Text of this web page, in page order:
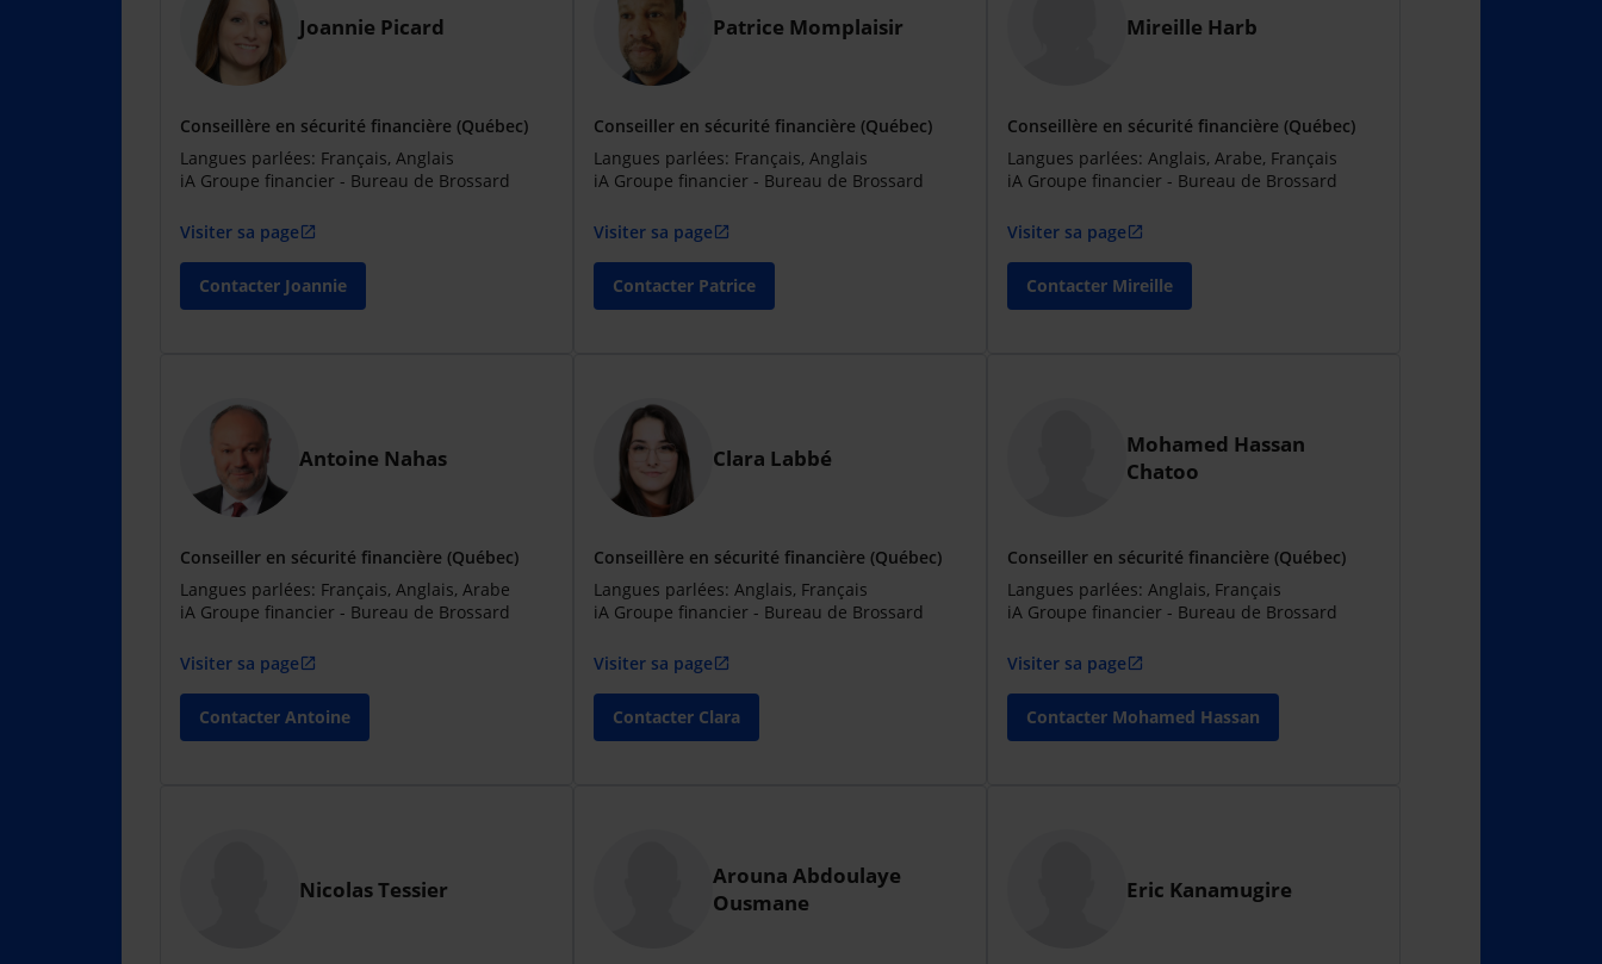
Joannie Picard
Conseillère en sécurité financière (Québec)
Langues parlées: Français, Anglais
iA Groupe financier - Bureau de Brossard
Visiter sa page open_in_new
Contacter Joannie
Patrice Momplaisir
Conseiller en sécurité financière (Québec)
Langues parlées: Français, Anglais
iA Groupe financier - Bureau de Brossard
Visiter sa page open_in_new
Contacter Patrice
Mireille Harb
Conseillère en sécurité financière (Québec)
Langues parlées: Anglais, Arabe, Français
iA Groupe financier - Bureau de Brossard
Visiter sa page open_in_new
Contacter Mireille
Antoine Nahas
Conseiller en sécurité financière (Québec)
Langues parlées: Français, Anglais, Arabe
iA Groupe financier - Bureau de Brossard
Visiter sa page open_in_new
Contacter Antoine
Clara Labbé
Conseillère en sécurité financière (Québec)
Langues parlées: Anglais, Français
iA Groupe financier - Bureau de Brossard
Visiter sa page open_in_new
Contacter Clara
Mohamed Hassan
Chatoo
Conseiller en sécurité financière (Québec)
Langues parlées: Anglais, Français
iA Groupe financier - Bureau de Brossard
Visiter sa page open_in_new
Contacter Mohamed Hassan
Nicolas Tessier
Arouna Abdoulaye
Ousmane
Eric Kanamugire